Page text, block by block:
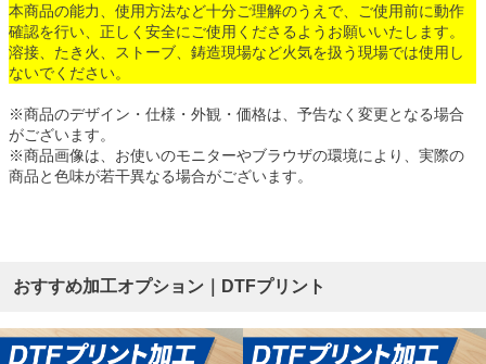
本商品の能力、使用方法など十分ご理解のうえで、ご使用前に動作
確認を行い、正しく安全にご使用くださるようお願いいたします。
溶接、たき火、ストーブ、鋳造現場など火気を扱う現場では使用し
ないでください。
※商品のデザイン・仕様・外観・価格は、予告なく変更となる場合
がございます。
※商品画像は、お使いのモニターやブラウザの環境により、実際の
商品と色味が若干異なる場合がございます。
おすすめ加工オプション｜DTFプリント